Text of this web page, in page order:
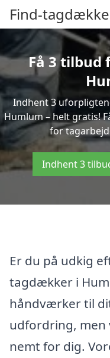
Find-
Få 3
Indhent 3
Humlum – helt gratis!
for
Indhent 3
Er du på udkig
tagdækker i
håndværker til
udfordring, men
nemt for dig.